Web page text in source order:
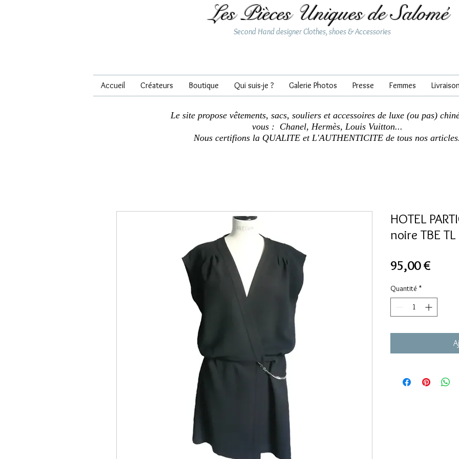
Les Pièces Uniques de Salomé
Second Hand designer Clothes, shoes & Accessories
Accueil Créateurs Boutique Qui suis-je ? Galerie Photos Presse Femmes
Le site propose vêtements, sacs, souliers et accessoires de luxe (ou pas)
vous : Chanel, Hermès, Louis Vuitton...
Nous certifions la QUALITE et L'AUTHENTICITE de tous nos articles.
HOTEL
noire TBE TL
95,00 €
Quantité *